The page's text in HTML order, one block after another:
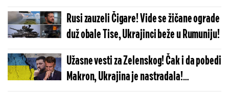
"Na svim frontovima..."
Rusi zauzeli Čigare! Vide se žičane ograde
duž obale Tise, Ukrajinci beže u Rumuniju!
Užasne vesti za Zelenskog! Čak i da pobedi
Makron, Ukrajina je nastradala!